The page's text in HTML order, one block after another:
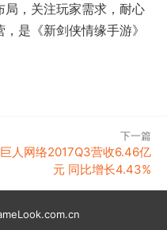
局，关注玩家需求，耐心
是《新剑侠情缘手游》
下一篇
巨人网络2017Q3营收6.46亿
元 同比增长4.43%